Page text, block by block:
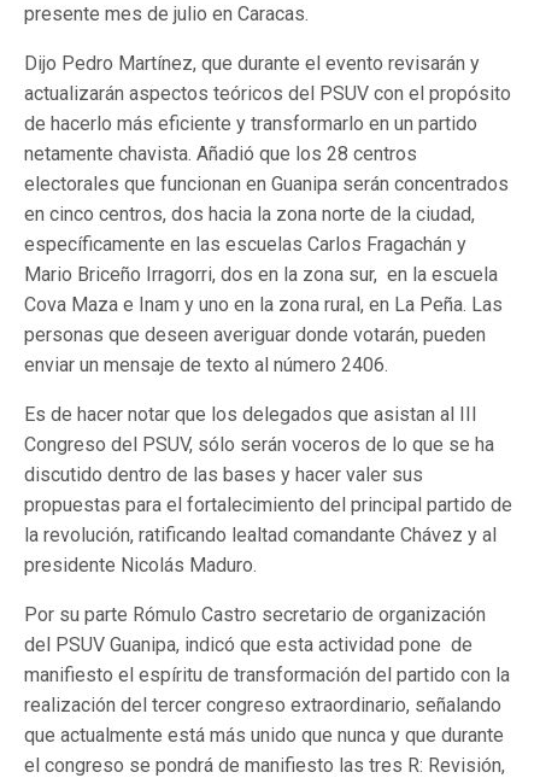
presente mes de julio en Caracas.
Dijo Pedro Martínez, que durante el evento revisarán y
actualizarán aspectos teóricos del PSUV con el propósito
de hacerlo más eficiente y transformarlo en un partido
netamente chavista. Añadió que los 28 centros
electorales que funcionan en Guanipa serán concentrados
en cinco centros, dos hacia la zona norte de la ciudad,
específicamente en las escuelas Carlos Fragachán y
Mario Briceño Irragorri, dos en la zona sur, en la escuela
Cova Maza e Inam y uno en la zona rural, en La Peña. Las
personas que deseen averiguar donde votarán, pueden
enviar un mensaje de texto al número 2406.
Es de hacer notar que los delegados que asistan al III
Congreso del PSUV, sólo serán voceros de lo que se ha
discutido dentro de las bases y hacer valer sus
propuestas para el fortalecimiento del principal partido de
la revolución, ratificando lealtad comandante Chávez y al
presidente Nicolás Maduro.
Por su parte Rómulo Castro secretario de organización
del PSUV Guanipa, indicó que esta actividad pone de
manifiesto el espíritu de transformación del partido con la
realización del tercer congreso extraordinario, señalando
que actualmente está más unido que nunca y que durante
el congreso se pondrá de manifiesto las tres R: Revisión,